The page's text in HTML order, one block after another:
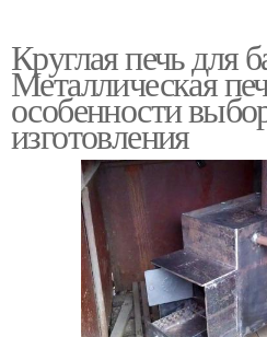
Самодельные печи
Печки для бани
Кирпичные печи
Круглая печь для
Металлическая
особенности
изготовления